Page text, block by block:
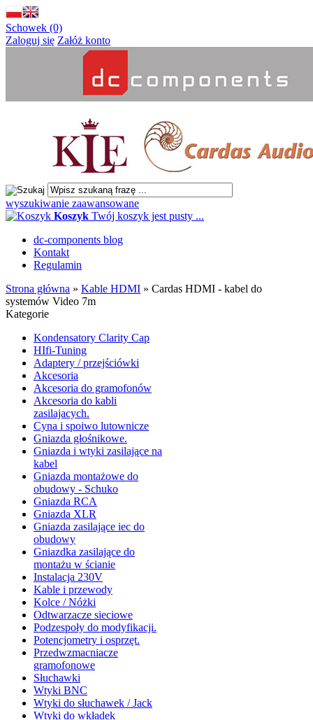
Schowek (0)
Zaloguj się Załóż konto
wyszukiwanie zaawansowane
Koszyk Twój koszyk jest pusty ...
dc-components blog
Kontakt
Regulamin
Strona główna » Kable HDMI » Cardas HDMI - kabel do
systemów Video 7m
Kategorie
Kondensatory Clarity Cap
HIfi-Tuning
Adaptery / przejściówki
Akcesoria
Akcesoria do gramofonów
Akcesoria do kabli
zasilajacych.
Cyna i spoiwo lutownicze
Gniazda głośnikowe.
Gniazda i wtyki zasilające na
kabel
Gniazda montażowe do
obudowy - Schuko
Gniazda RCA
Gniazda XLR
Gniazda zasilające iec do
obudowy
Gniazdka zasilające do
montażu w ścianie
Instalacja 230V
Kable i przewody
Kolce / Nóżki
Odtwarzacze sieciowe
Podzespoły do modyfikacji.
Potencjometry i osprzęt.
Przedwzmacniacze
gramofonowe
Słuchawki
Wtyki BNC
Wtyki do słuchawek / Jack
Wtyki do wkładek